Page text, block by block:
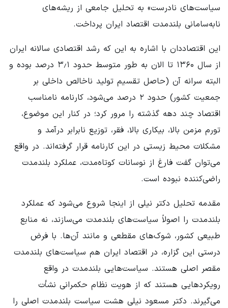
سیاست‌های نادرست» به تحلیل جامعی از ریشه‌های
نابه‌سامانی بلندمدت اقتصاد ایران پرداخت.
این اقتصاددان با اشاره به این که رشد اقتصادی سالانه ایران
از سال ۱۳۶۰ تا الان به طور متوسط حدود ۳٫۱ درصد بوده و
البته سرانه آن (حاصل تقسیم تولید ناخالص داخلی بر
جمعیت کشور) حدود ۲ درصد می‌شود، کارنامه نامناسب
اقتصاد چند دهه گذشته را مرور کرد؛ در کنار این موضوع،
تورم مزمن بالا، بیکاری بالا، فقر، توزیع نابرابر درآمد و
مشکلات محیط زیستی در این کارنامه قرار گرفته‌اند. در واقع
می‌توان گفت فارغ از نوسانات کوتاه‌مدت، عملکرد بلندمدت
راضی‌کننده نبوده است.
مقدمه تحلیل دکتر نیلی از اینجا شروع می‌شود که عملکرد
بلندمدت را اصولاً سیاست‌های بلندمدت می‌سازند، نه منابع
طبیعی کشور، شوک‌های مقطعی و مانند آن‌ها. با فرض
درستی این گزاره، در اقتصاد ایران هم سیاست‌های بلندمدت
مقصر اصلی هستند. سیاست‌هایی بلندمدت در واقع
رویکردهایی هستند که از هویت نظام حکمرانی نشأت
می‌گیرند. دکتر مسعود نیلی هشت سیاست بلندمدت اصلی را